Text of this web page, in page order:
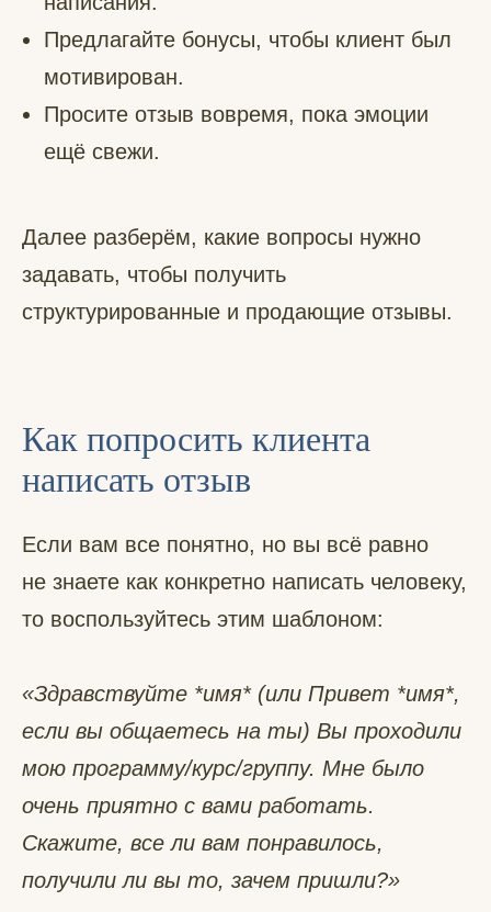
Предлагайте бонусы, чтобы клиент был
мотивирован.
Просите отзыв вовремя, пока эмоции
ещё свежи.
Далее разберём, какие вопросы нужно
задавать, чтобы получить
структурированные и продающие отзывы.
Как попросить клиента
написать отзыв
Если вам все понятно, но вы всё равно
не знаете как конкретно написать человеку,
то воспользуйтесь этим шаблоном:
«Здравствуйте *имя* (или Привет *имя*,
если вы общаетесь на ты) Вы проходили
мою программу/курс/группу. Мне было
очень приятно с вами работать.
Скажите, все ли вам понравилось,
получили ли вы то, зачем пришли?»